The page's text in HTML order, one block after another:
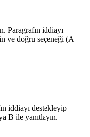
Paragrafın iddiayı
ve doğru seçeneği (A
iddiayı destekleyip
B ile yanıtlayın.